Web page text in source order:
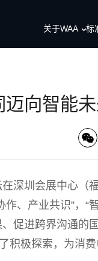
关于WAA 标
向智能
深圳会展中心（
作、产业共识”，“
促进跨界沟通的
积极探索，为消